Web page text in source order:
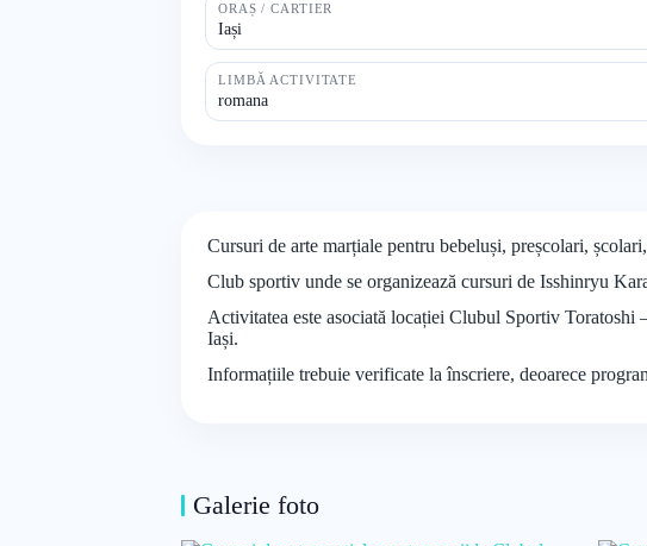
ORAȘ / CARTIER
Iași
LIMBĂ ACTIVITATE
romana
Cursuri de arte marțiale pentru bebeluși, preșcolari,
Club sportiv unde se organizează cursuri de Isshinryu
Activitatea este asociată locației Clubul Sportiv
Iași.
Informațiile trebuie verificate la înscriere, deoarece
Galerie foto